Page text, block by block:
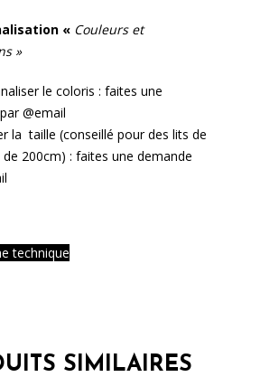
« Couleurs et
»
le coloris : faites une
@email
la taille (conseillé pour des lits de
200cm) : faites une demande
technique
SIMILAIRES